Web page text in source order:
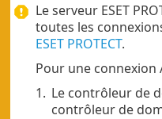
Le serveur ESET
toutes les
ESET PROTECT.
Pour une connexion
1. Le contrôleur de
contrôleur de